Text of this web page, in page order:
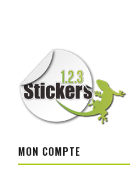
MON COMPTE